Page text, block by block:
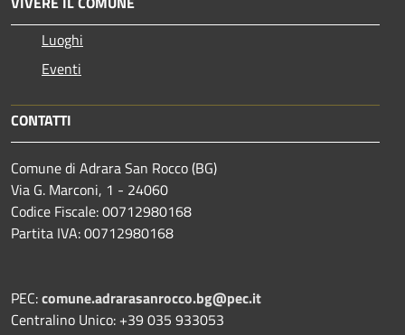
Luoghi
Eventi
CONTATTI
Comune di Adrara San Rocco (BG)
Via G. Marconi, 1 - 24060
Codice Fiscale: 00712980168
Partita IVA: 00712980168
PEC:comune.adrarasanrocco.bg@pec.it
Centralino Unico: +39 035 933053